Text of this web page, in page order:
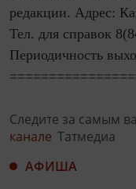
редакции. Адрес:
Тел. для справок
Периодичность
Следите за самым
канале Татмедиа
АФИША